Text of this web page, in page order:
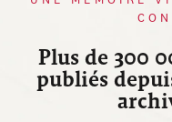
Plus de 300
publiés